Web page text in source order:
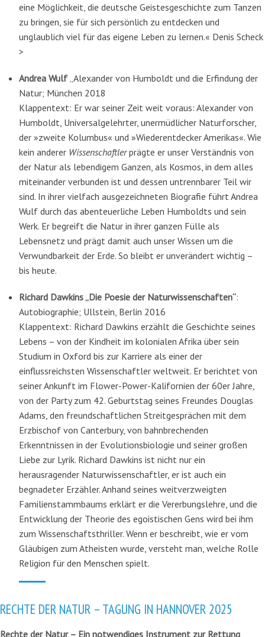
eine Möglichkeit, die deutsche Geistesgeschichte zum Tanzen
zu bringen, sie für sich persönlich zu entdecken und
unglaublich viel für das eigene Leben zu lernen.« Denis Scheck
>
Andrea Wulf „Alexander von Humboldt und die Erfindung der
Natur; München 2018
Klappentext: Er war seiner Zeit weit voraus: Alexander von
Humboldt, Universalgelehrter, unermüdlicher Naturforscher,
der »zweite Kolumbus« und »Wiederentdecker Amerikas«. Wie
kein anderer Wissenschaftlerprägte er unser Verständnis von
der Natur als lebendigem Ganzen, als Kosmos, in dem alles
miteinander verbunden ist und dessen untrennbarer Teil wir
sind. In ihrer vielfach ausgezeichneten Biografie führt Andrea
Wulf durch das abenteuerliche Leben Humboldts und sein
Werk. Er begreift die Natur in ihrer ganzen Fülle als
Lebensnetz und prägt damit auch unser Wissen um die
Verwundbarkeit der Erde. So bleibt er unverändert wichtig –
bis heute.
Richard Dawkins „Die Poesie der Naturwissenschaften“:
Autobiographie; Ullstein, Berlin 2016
Klappentext: Richard Dawkins erzählt die Geschichte seines
Lebens – von der Kindheit im kolonialen Afrika über sein
Studium in Oxford bis zur Karriere als einer der
einflussreichsten Wissenschaftler weltweit. Er berichtet von
seiner Ankunft im Flower-Power-Kalifornien der 60er Jahre,
von der Party zum 42. Geburtstag seines Freundes Douglas
Adams, den freundschaftlichen Streitgesprächen mit dem
Erzbischof von Canterbury, von bahnbrechenden
Erkenntnissen in der Evolutionsbiologie und seiner großen
Liebe zur Lyrik. Richard Dawkins ist nicht nur ein
herausragender Naturwissenschaftler, er ist auch ein
begnadeter Erzähler. Anhand seines weitverzweigten
Familienstammbaums erklärt er die Vererbungslehre, und die
Entwicklung der Theorie des egoistischen Gens wird bei ihm
zum Wissenschaftsthriller. Wenn er beschreibt, wie er vom
Gläubigen zum Atheisten wurde, versteht man, welche Rolle
Religion für den Menschen spielt.
RECHTE DER NATUR – TAGUNG IN HANNOVER 2025
Rechte der Natur – Ein notwendiges Instrument zur Rettung